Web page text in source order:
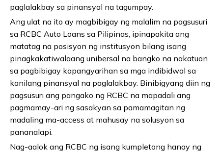
paglalakbay sa pinansyal na tagumpay.
Ang ulat na ito ay magbibigay ng malalim na pagsusuri
sa RCBC Auto Loans sa Pilipinas, ipinapakita ang
matatag na posisyon ng institusyon bilang isang
pinagkakatiwalaang unibersal na bangko na nakatuon
sa pagbibigay kapangyarihan sa mga indibidwal sa
kanilang pinansyal na paglalakbay. Binibigyang diin ng
pagsusuri ang pangako ng RCBC na mapadali ang
pagmamay-ari ng sasakyan sa pamamagitan ng
madaling ma-access at mahusay na solusyon sa
pananalapi.
Nag-aalok ang RCBC ng isang kumpletong hanay ng